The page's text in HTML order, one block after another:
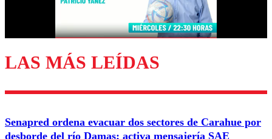
LAS MÁS LEÍDAS
Senapred ordena evacuar dos sectores de Carahue por
desborde del río Damas: activa mensajería SAE